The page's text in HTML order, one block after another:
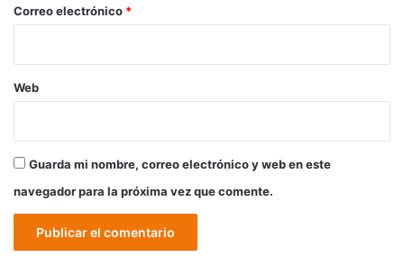
*
Correo electrónico *
Web
Guarda mi nombre, correo electrónico y web en este
navegador para la próxima vez que comente.